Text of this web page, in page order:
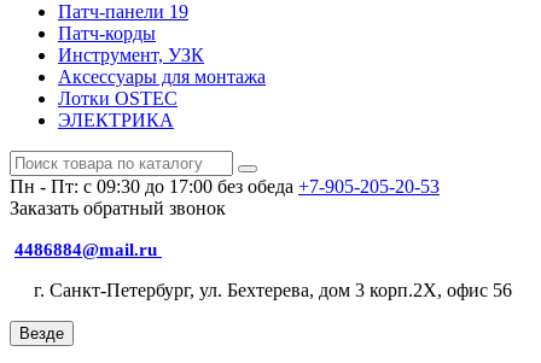
Патч-панели 19
Патч-корды
Инструмент, УЗК
Аксессуары для монтажа
Лотки OSTEC
ЭЛЕКТРИКА
Пн - Пт: с 09:30 до 17:00 без обеда +7-905-205-20-53
Заказать обратный звонок
4486884@mail.ru
г. Санкт-Петербург, ул. Бехтерева, дом 3 корп.2X, офис 56
Везде